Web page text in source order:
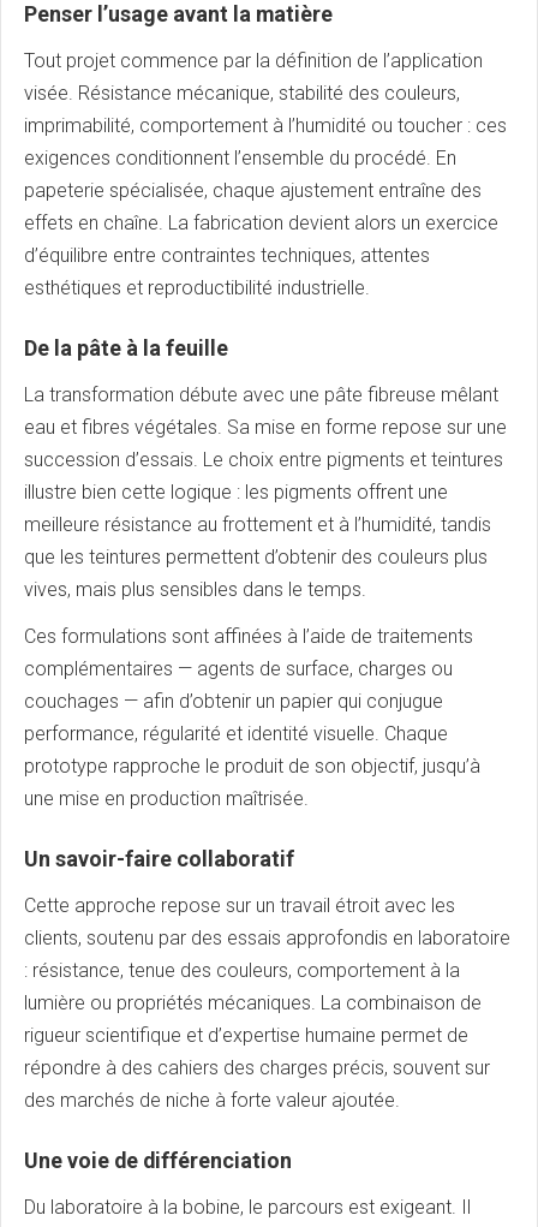
Penser l’usage avant la matière
Tout projet commence par la définition de l’application
visée. Résistance mécanique, stabilité des couleurs,
imprimabilité, comportement à l’humidité ou toucher : ces
exigences conditionnent l’ensemble du procédé. En
papeterie spécialisée, chaque ajustement entraîne des
effets en chaîne. La fabrication devient alors un exercice
d’équilibre entre contraintes techniques, attentes
esthétiques et reproductibilité industrielle.
De la pâte à la feuille
La transformation débute avec une pâte fibreuse mêlant
eau et fibres végétales. Sa mise en forme repose sur une
succession d’essais. Le choix entre pigments et teintures
illustre bien cette logique : les pigments offrent une
meilleure résistance au frottement et à l’humidité, tandis
que les teintures permettent d’obtenir des couleurs plus
vives, mais plus sensibles dans le temps.
Ces formulations sont affinées à l’aide de traitements
complémentaires — agents de surface, charges ou
couchages — afin d’obtenir un papier qui conjugue
performance, régularité et identité visuelle. Chaque
prototype rapproche le produit de son objectif, jusqu’à
une mise en production maîtrisée.
Un savoir-faire collaboratif
Cette approche repose sur un travail étroit avec les
clients, soutenu par des essais approfondis en laboratoire
: résistance, tenue des couleurs, comportement à la
lumière ou propriétés mécaniques. La combinaison de
rigueur scientifique et d’expertise humaine permet de
répondre à des cahiers des charges précis, souvent sur
des marchés de niche à forte valeur ajoutée.
Une voie de différenciation
Du laboratoire à la bobine, le parcours est exigeant. Il